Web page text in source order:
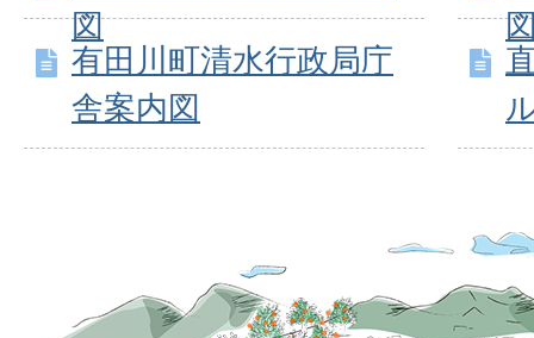
図
有田川町清水行政局庁
舎案内図